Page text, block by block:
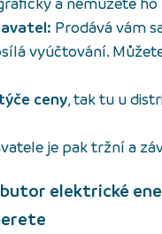
Prodává vám
vyúčtování.
ceny, tak tu u
je pak tržní a
elektrické